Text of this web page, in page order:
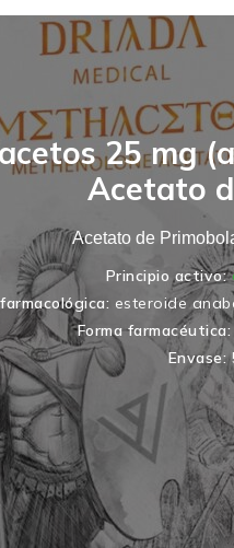
25 mg
Acetato
Acetato de
Principio activo:
esteroide
Forma farmacéutica:
Envase: